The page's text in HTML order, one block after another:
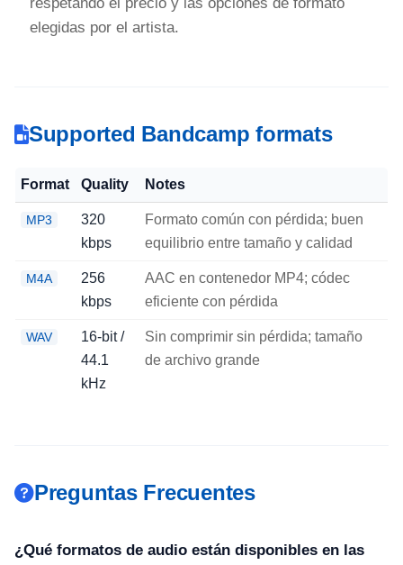
elegidas por el artista.
Supported Bandcamp formats
Format Quality Notes
MP3
320
kbps
Formato común con pérdida; buen
equilibrio entre tamaño y calidad
M4A
256
kbps
AAC en contenedor MP4; códec
eficiente con pérdida
WAV
16-bit /
44.1
kHz
Sin comprimir sin pérdida; tamaño
de archivo grande
Preguntas Frecuentes
¿Qué formatos de audio están disponibles en las